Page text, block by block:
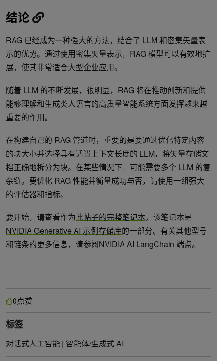
结论
RAG 已经成为一种强大的方法，结合了 LLM 和密集矢量表
示的优势。通过使用密集矢量表示，RAG 模型可以有效地扩
展，使其非常适合大型企业应用。
随着 LLM 的不断发展，很明显，RAG 将在推动创新和提供
能够理解和生成类人语言的高质量智能系统方面发挥越来越
重要的作用。
在构建自己的 RAG 管道时，重要的是要通过优化特定内容
的块大小并选择具有适当上下文长度的 LLM，将矢量存储文
档正确地拆分为块。在某些情况下，可能需要多个 LLM 的复
杂链。要优化 RAG 性能并衡量成功与否，请使用一组强大
的评估器和指标。
要开始，请查看作为此帖子的完整笔记本，该笔记本是
NVIDIA Generative AI 示例存储库的一部分。有关其他型号
和链条的更多信息，请参阅NVIDIA AI LangChain 端点。
0点赞
标签
对话式人工智能 | 智能体/生成式 AI